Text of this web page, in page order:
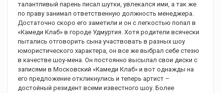
талантливый парень писал шутки, увлекался ими, а так же
по праву занимал ответственную должность менеджера.
Достаточно скоро его заметили и он с легкостью попал в
«Камеди Клаб» в городе Удмуртия. Хотя родители всячески
пытались отговорить сына участвовать в разных шоу
юмористического характера, он все же выбрал себе стезю
в качестве шоу-мена. Он постоянно высылал свои диски с
записями в Московский «Камеди Клаб» и вот однажды на
его предложение откликнулись и теперь артист –
достойный резидент всеми известного шоу. Более